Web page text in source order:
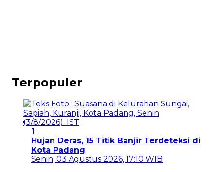
Terpopuler
1
Hujan Deras, 15 Titik Banjir Terdeteksi di
Kota Padang
Senin, 03 Agustus 2026, 17:10 WIB